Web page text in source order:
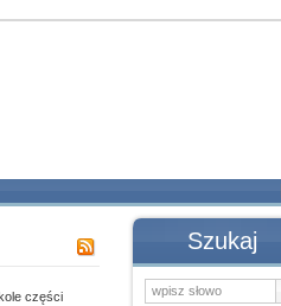
części
Szukaj